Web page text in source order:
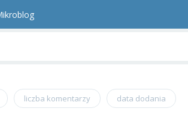
liczba komentarzy data dodania